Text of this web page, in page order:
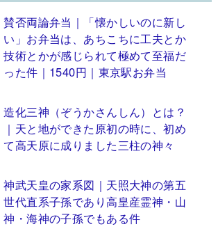
賛否両論弁当｜「懐かしいのに新し
い」お弁当は、あちこちに工夫とか
技術とかが感じられて極めて至福だ
った件｜1540円｜東京駅お弁当
造化三神（ぞうかさんしん）とは？
｜天と地ができた原初の時に、初め
て高天原に成りました三柱の神々
神武天皇の家系図｜天照大神の第五
世代直系子孫であり高皇産霊神・山
神・海神の子孫でもある件